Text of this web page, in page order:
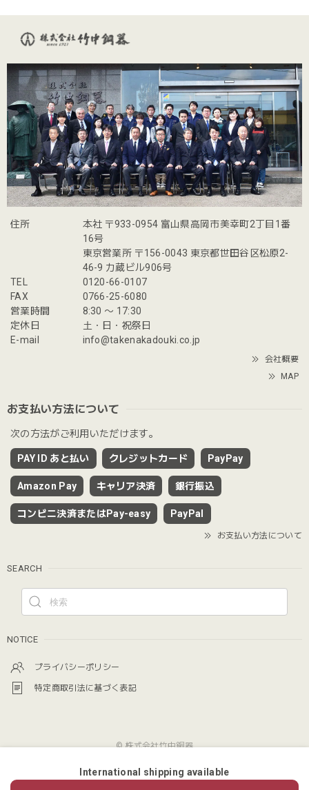
住所
本社 〒933-0954 富山県高岡市美幸町2丁目1番
16号
東京営業所 〒156-0043 東京都世田谷区松原2-
46-9 力蔵ビル906号
TEL
0120-66-0107
FAX
0766-25-6080
営業時間
8:30 〜 17:30
定休日
土・日・祝祭日
E-mail
info@takenakadouki.co.jp
会社概要
MAP
お支払い方法について
次の方法がご利用いただけます。
PAY ID あと払い クレジットカード PayPay
Amazon Pay キャリア決済 銀行振込
コンビニ決済またはPay-easy PayPal
お支払い方法について
SEARCH
NOTICE
プライバシーポリシー
特定商取引法に基づく表記
© 株式会社竹中銅器
International shipping available
ショップに質問する